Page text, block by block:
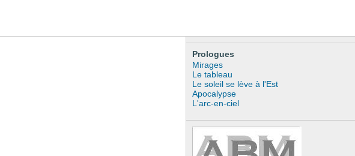
Prologues
Mirages
Le tableau
Le soleil se lève à l'Est
Apocalypse
L'arc-en-ciel